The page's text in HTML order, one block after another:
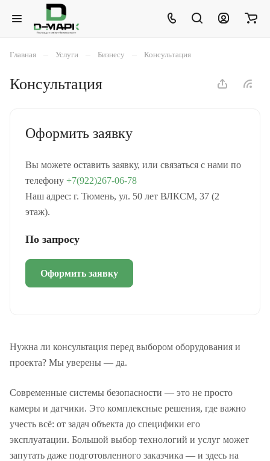
Главная – Услуги – Бизнесу – Консультация
Консультация
Оформить заявку
Вы можете оставить заявку, или связаться с нами по
телефону +7(922)267-06-78
Наш адрес: г. Тюмень, ул. 50 лет ВЛКСМ, 37 (2
этаж).
По запросу
Оформить заявку
Нужна ли консультация перед выбором оборудования и
проекта? Мы уверены — да.
Современные системы безопасности — это не просто
камеры и датчики. Это комплексные решения, где важно
учесть всё: от задач объекта до специфики его
эксплуатации. Большой выбор технологий и услуг может
запутать даже подготовленного заказчика — и здесь на